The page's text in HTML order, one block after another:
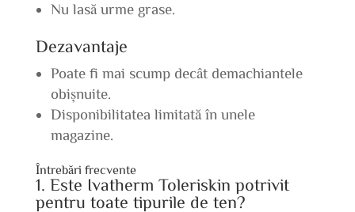
Nu lasă urme grase.
Dezavantaje
Poate fi mai scump decât demachiantele
obișnuite.
Disponibilitatea limitată în unele
magazine.
Întrebări frecvente
1. Este Ivatherm Toleriskin potrivit
pentru toate tipurile de ten?